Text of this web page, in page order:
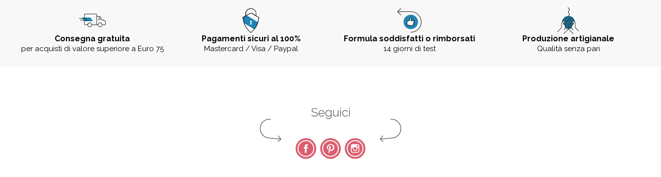
Consegna gratuita
per acquisti di valore superiore a Euro 75
Pagamenti sicuri al 100%
Mastercard / Visa / Paypal
Formula soddisfatti o rimborsati
14 giorni di test
Produzione artigianale
Qualità senza pari
Seguici
FacebookPinterest Instagram